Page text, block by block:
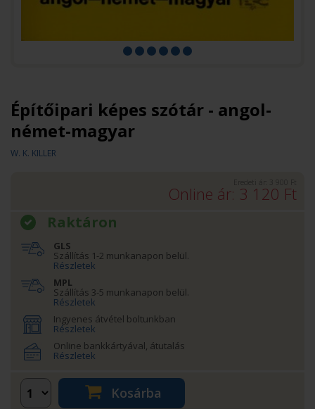
Építőipari képes szótár - angol-
német-magyar
W. K. KILLER
Eredeti ár: 3 900 Ft
Online ár: 3 120 Ft
Raktáron
GLS
Szállítás 1-2 munkanapon belül.
Részletek
MPL
Szállítás 3-5 munkanapon belül.
Részletek
Ingyenes átvétel boltunkban
Részletek
Online bankkártyával, átutalás
Részletek
Kosárba